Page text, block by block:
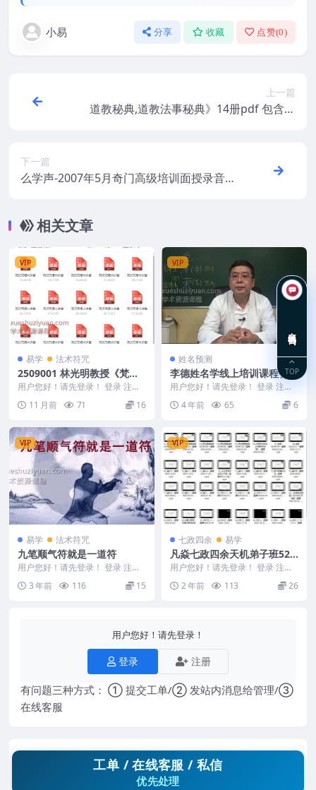
小易 分享 收藏 点赞(0)
上一篇
道教秘典,道教法事秘典》14册pdf 包含阴
下一篇
么学声-2007年5月奇门高级培训面授录音
相关文章
VIP
易学 法术符咒
2509001 林光明教授《梵汉
咒语大讲堂》60集
用户您好！请先登录！ 登录 注册
林光明教授《梵汉咒语大讲堂》60
集 年代久远 ...
11 月前 71 16
VIP
姓名预测
李德姓名学线上培训课程视频
36集
用户您好！请先登录！ 登录 注册
李德 姓名学线上培训课程视频36
集 编号：22...
4 年前 65 6
VIP
易学 法术符咒
九笔顺气符就是一道符
用户您好！请先登录！ 登录 注册
九笔顺气符 2310126 给大家教一
个自已治...
3 年前 116 15
VIP
七政四余 易学
凡焱七政四余天机弟子班52
视频课程
用户您好！请先登录！ 登录 注册
凡焱七政四余天机弟子班 240503
5 01_...
2 年前 113 26
用户您好！请先登录！
登录 注册
有问题三种方式： ① 提交工单/② 发站内消息给管理/③
在线客服
工单 / 在线客服 / 私信
优先处理
TOP